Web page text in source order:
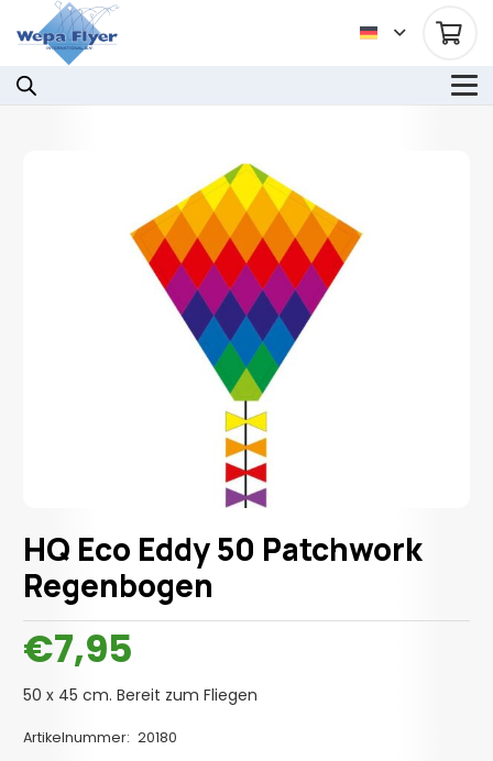
HQ Eco Eddy 50 Patchwork
Regenbogen
€7,95
50 x 45 cm. Bereit zum Fliegen
Artikelnummer: 20180